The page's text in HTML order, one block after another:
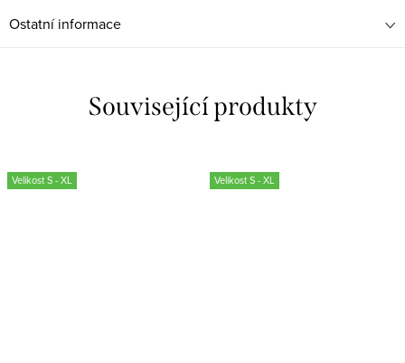
Ostatní informace
Související produkty
Velikost S - XL Velikost S - XL